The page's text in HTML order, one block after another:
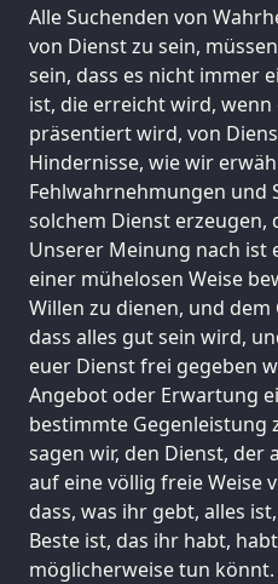
Alle Suchenden von
von Dienst zu sein,
sein, dass es nicht immer
ist, die erreicht wird,
präsentiert wird, von
Hindernisse, wie wir
Fehlwahrnehmungen und
solchem Dienst
Unserer Meinung nach ist
einer mühelosen Weise
Willen zu dienen, und
dass alles gut sein wird,
euer Dienst frei gegeben
Angebot oder Erwartung
bestimmte Gegenleistung
sagen wir, den Dienst,
auf eine völlig freie Weise
dass, was ihr gebt, alles
Beste ist, das ihr habt,
möglicherweise tun könnt.